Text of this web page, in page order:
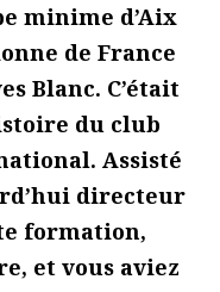
minime d’Aix
de France
Blanc. C’était
du club
Assisté
directeur
formation,
et vous aviez